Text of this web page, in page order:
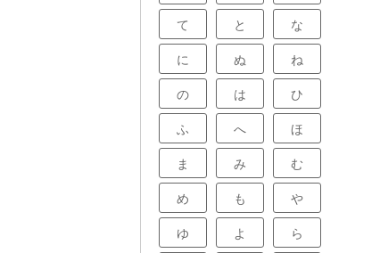
て と な
に ぬ ね
の は ひ
ふ へ ほ
ま み む
め も や
ゆ よ ら